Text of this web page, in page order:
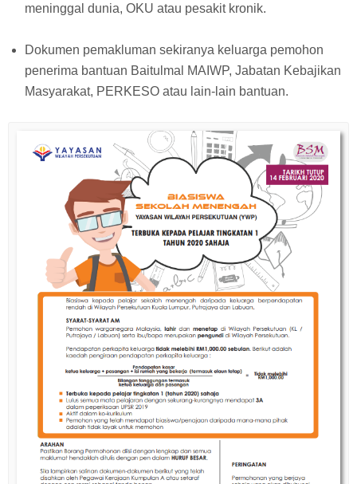
meninggal dunia, OKU atau pesakit kronik.
Dokumen pemakluman sekiranya keluarga pemohon
penerima bantuan Baitulmal MAIWP, Jabatan Kebajikan
Masyarakat, PERKESO atau lain-lain bantuan.